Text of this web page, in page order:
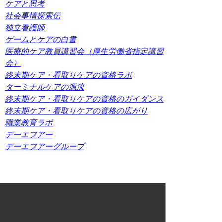
ケアと思考
社会事情探索伝
独立看護師
ゲームとケアの白書
医療的ケア教員講習会（厚生労働省指定講習
会）
終末期ケア・看取りケアの資格ラボ
ターミナルケアの源流
終末期ケア・看取りケアの資格のガイダンス
終末期ケア・看取りケアの資格の広がり
職業教育ラボ
デーエフアー
デーエフアーグループ